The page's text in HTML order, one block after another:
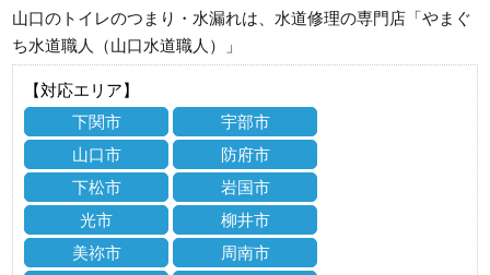
山口のトイレのつまり・水漏れは、水道修理の専門店「やまぐ
ち水道職人（山口水道職人）」
【対応エリア】
下関市
宇部市
山口市
防府市
下松市
岩国市
光市
柳井市
美祢市
周南市